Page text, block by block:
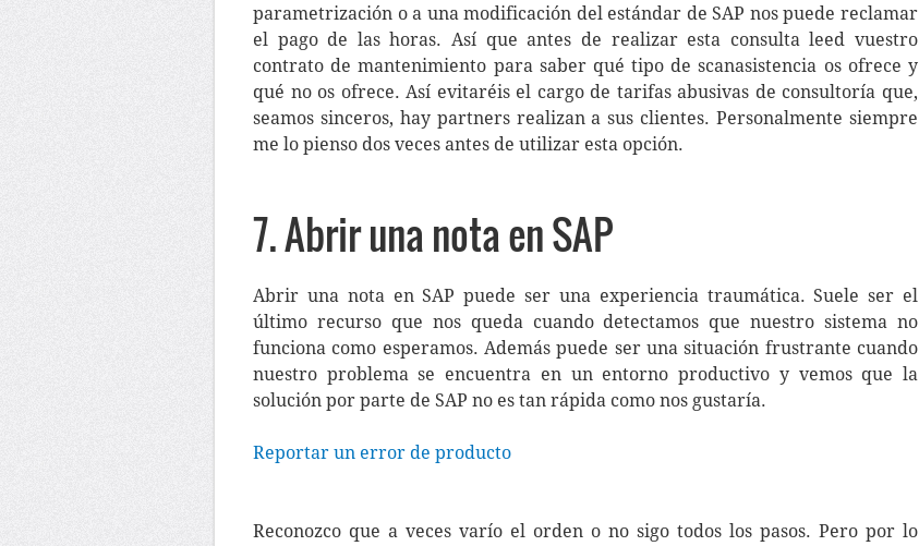
parametrización o a una modificación del estándar de SAP nos puede reclamar
el pago de las horas. Así que antes de realizar esta consulta leed vuestro
contrato de mantenimiento para saber qué tipo de scanasistencia os ofrece y
qué no os ofrece. Así evitaréis el cargo de tarifas abusivas de consultoría que,
seamos sinceros, hay partners realizan a sus clientes. Personalmente siempre
me lo pienso dos veces antes de utilizar esta opción.
7. Abrir una nota en SAP
Abrir una nota en SAP puede ser una experiencia traumática. Suele ser el
último recurso que nos queda cuando detectamos que nuestro sistema no
funciona como esperamos. Además puede ser una situación frustrante cuando
nuestro problema se encuentra en un entorno productivo y vemos que la
solución por parte de SAP no es tan rápida como nos gustaría.
Reportar un error de producto
Reconozco que a veces varío el orden o no sigo todos los pasos. Pero por lo